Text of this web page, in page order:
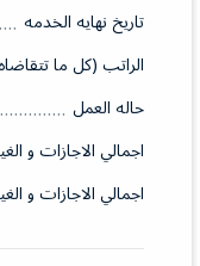
تاريخ نهايه الخدمه
الراتب (كل ما
حاله العمل
اجمالي الاجازات و
اجمالي الاجازات و